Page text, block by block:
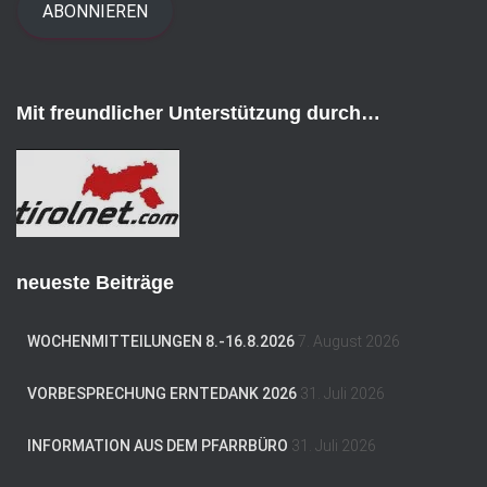
d
e
s
e
ABONNIEREN
Mit freundlicher Unterstützung durch…
neueste Beiträge
WOCHENMITTEILUNGEN 8.-16.8.2026 7. August 2026
VORBESPRECHUNG ERNTEDANK 2026 31. Juli 2026
INFORMATION AUS DEM PFARRBÜRO 31. Juli 2026